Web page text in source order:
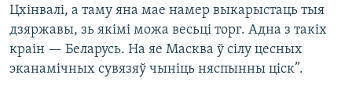
Цхінвалі, а таму яна мае намер выкарыстаць тыя
дзяржавы, зь якімі можа весьці торг. Адна з такіх
краін — Беларусь. На яе Масква ў сілу цесных
эканамічных сувязяў чыніць няспынны ціск”.